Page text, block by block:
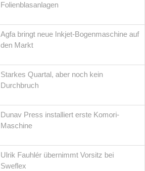
Folienblasanlagen
Agfa bringt neue Inkjet-Bogenmaschine auf
den Markt
Starkes Quartal, aber noch kein
Durchbruch
Dunav Press installiert erste Komori-
Maschine
Ulrik Fauhlér übernimmt Vorsitz bei
Sweflex